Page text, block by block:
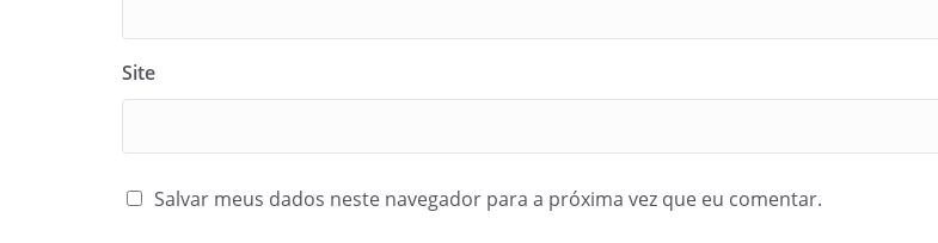
Site
Salvar meus dados neste navegador para a próxima vez que eu comentar.